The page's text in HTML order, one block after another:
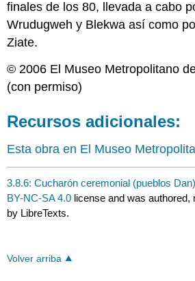
finales de los 80, llevada a cabo
Wrudugweh y Blekwa así como
Ziate.
© 2006 El Museo Metropolitano
(con permiso)
Recursos adicionales:
Esta obra en El Museo
3.8.6: Cucharón ceremonial (pueblos Dan)
BY-NC-SA 4.0 license and was
by LibreTexts.
Volver arriba